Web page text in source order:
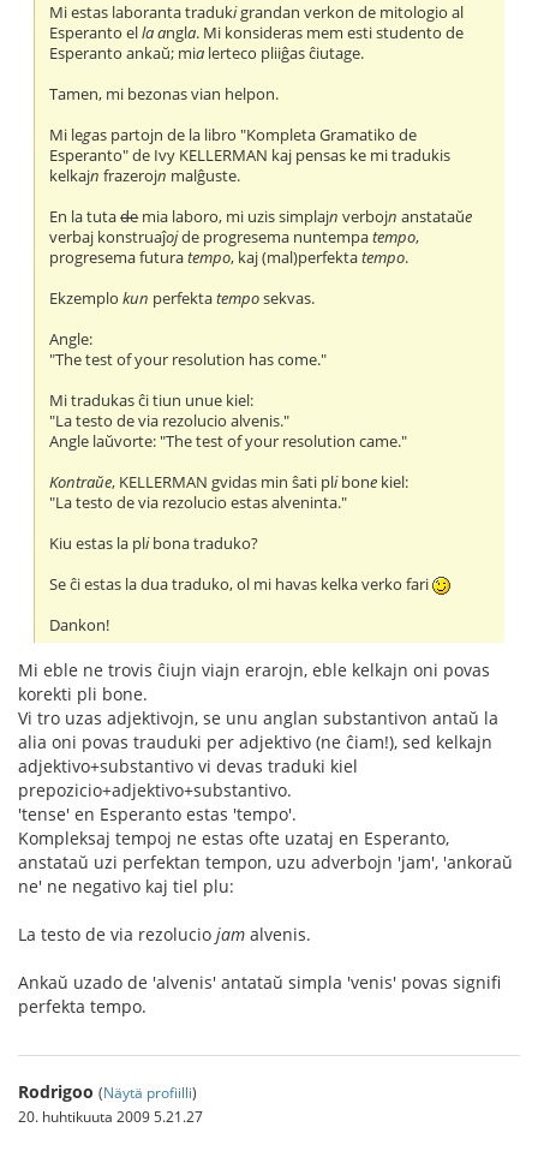
Mi estas laboranta tradukigrandan verkon de mitologio al
Esperanto ellaangla. Mi konsideras mem esti studento de
Esperanto ankaŭ; mia lerteco pliiĝas ĉiutage.
Tamen, mi bezonas vian helpon.
Mi legas partojn de la libro "Kompleta Gramatiko de
Esperanto" de Ivy KELLERMAN kaj pensas ke mi tradukis
kelkajn frazerojn malĝuste.
En la tutademia laboro, mi uzis simplajn verbojn anstataŭe
verbaj konstruaĵojde progresema nuntempatempo,
progresema futuratempo, kaj (mal)perfektatempo.
Ekzemplokun perfektatemposekvas.
Angle:
"The test of your resolution has come."
Mi tradukas ĉi tiun unue kiel:
"La testo de via rezolucio alvenis."
Angle laŭvorte: "The test of your resolution came."
Kontraŭe, KELLERMAN gvidas min ŝati plibone kiel:
"La testo de via rezolucio estas alveninta."
Kiu estas la plibona traduko?
Se ĉi estas la dua traduko, ol mi havas kelka verko fari
Dankon!
Mi eble ne trovis ĉiujn viajn erarojn, eble kelkajn oni povas
korekti pli bone.
Vi tro uzas adjektivojn, se unu anglan substantivon antaŭ la
alia oni povas trauduki per adjektivo (ne ĉiam!), sed kelkajn
adjektivo+substantivo vi devas traduki kiel
prepozicio+adjektivo+substantivo.
'tense' en Esperanto estas 'tempo'.
Kompleksaj tempoj ne estas ofte uzataj en Esperanto,
anstataŭ uzi perfektan tempon, uzu adverbojn 'jam', 'ankoraŭ
ne' ne negativo kaj tiel plu:
La testo de via rezolucio jam alvenis.
Ankaŭ uzado de 'alvenis' antataŭ simpla 'venis' povas signifi
perfekta tempo.
Rodrigoo (Näytä profiilli)
20. huhtikuuta 2009 5.21.27